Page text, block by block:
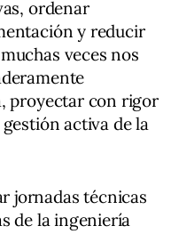
ordenar
y reducir
veces nos
proyectar con rigor
activa de la
jornadas técnicas
de la ingeniería